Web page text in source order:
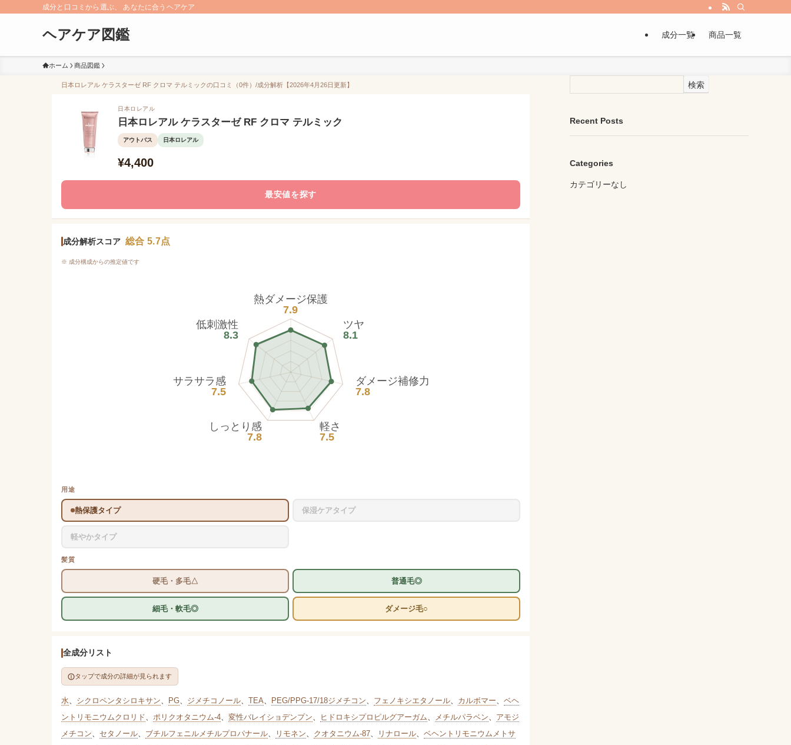
成分と口コミから選ぶ、 あなたに合うヘアケア
ヘアケア図鑑 成分一覧 商品一覧
ホーム 商品図鑑
日本ロレアル ケラスターゼ RF クロマ テルミックの口コミ（0件）/成分解析【2026年4月26日更新】
日本ロレアル
日本ロレアル ケラスターゼ RF クロマ テルミック
アウトバス 日本ロレアル
¥4,400
最安値を探す
成分解析スコア 総合 5.7点
※ 成分構成からの推定値です
熱ダメージ保護
7.9
ツヤ
8.1
ダメージ補修力
7.8
軽さ
7.5
しっとり感
7.8
サラサラ感
7.5
低刺激性
8.3
用途
熱保護タイプ 保湿ケアタイプ
軽やかタイプ
髪質
硬毛・多毛△ 普通毛◎
細毛・軟毛◎ ダメージ毛○
全成分リスト
タップで成分の詳細が見られます
水、 シクロペンタシロキサン、 PG、 ジメチコノール、 TEA、 PEG/PPG-17/18ジメチコン、 フェノキシエタノール、 カルボマー、 ベヘ
ントリモニウムクロリド、 ポリクオタニウム-4、 変性バレイショデンプン、 ヒドロキシプロピルグアーガム、 メチルパラベン、 アモジ
メチコン、 セタノール、 ブチルフェニルメチルプロパナール、 リモネン、 クオタニウム-87、 リナロール、 ベヘントリモニウムメトサ
検索
Recent Posts
Categories
カテゴリーなし